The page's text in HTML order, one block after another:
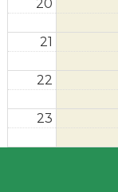
20
21
22
23